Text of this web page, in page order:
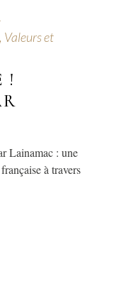
, Valeurs et
!
Lainamac : une
à travers